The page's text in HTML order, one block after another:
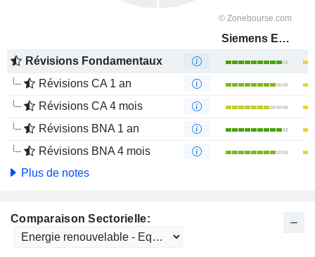
Siemens Energy AG
Révisions Fondamentaux
Révisions CA 1 an
Révisions CA 4 mois
Révisions BNA 1 an
Révisions BNA 4 mois
Plus de notes
Comparaison Sectorielle: